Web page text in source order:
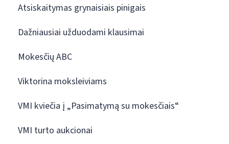
Atsiskaitymas grynaisiais pinigais
Dažniausiai užduodami klausimai
Mokesčių ABC
Viktorina moksleiviams
VMI kviečia į „Pasimatymą su mokesčiais“
VMI turto aukcionai